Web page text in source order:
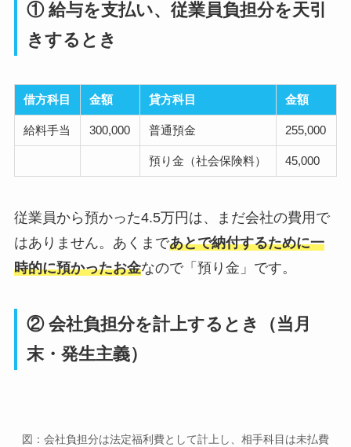
① 給与を支払い、従業員負担分を天引
きするとき
借方科目 金額 貸方科目 金額
給料手当 300,000 普通預金 255,000
預り金（社会保険料） 45,000
従業員から預かった4.5万円は、まだ会社の費用で
はありません。あくまであとで納付するために一
時的に預かったお金なので「預り金」です。
② 会社負担分を計上するとき（当月
末・発生主義）
図：会社負担分は法定福利費として計上し、相手科目は未払費